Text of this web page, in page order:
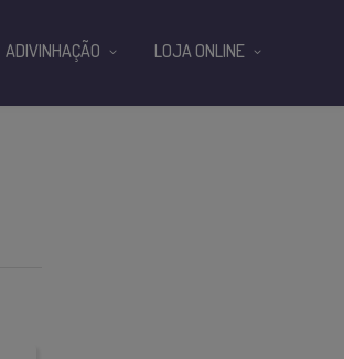
ADIVINHAÇÃO LOJA ONLINE